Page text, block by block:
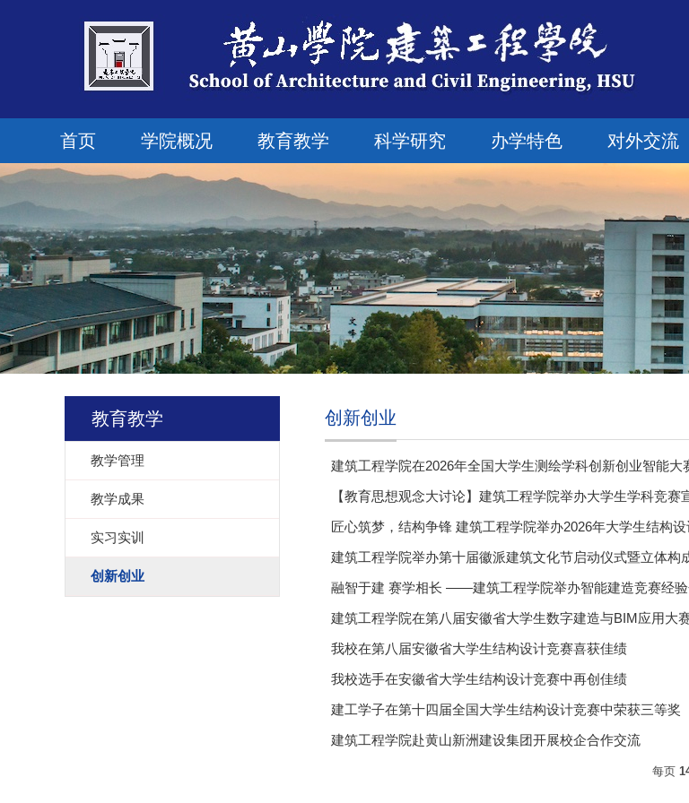
首页 学院概况 教育教学 科学研究 办学特色 对外交流
教育教学
教学管理
教学成果
实习实训
创新创业
创新创业
建筑工程学院在2026年全国大学生测绘学科创新创业智能大
【教育思想观念大讨论】建筑工程学院举办大学生学科竞赛
匠心筑梦，结构争锋 建筑工程学院举办2026年大学生结构
建筑工程学院举办第十届徽派建筑文化节启动仪式暨立体构
融智于建 赛学相长 ——建筑工程学院举办智能建造竞赛经
建筑工程学院在第八届安徽省大学生数字建造与BIM应用大
我校在第八届安徽省大学生结构设计竞赛喜获佳绩
我校选手在安徽省大学生结构设计竞赛中再创佳绩
建工学子在第十四届全国大学生结构设计竞赛中荣获三等奖
建筑工程学院赴黄山新洲建设集团开展校企合作交流
每页